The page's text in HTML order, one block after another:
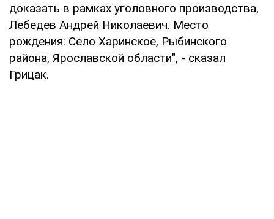
доказать в рамках уголовного производства,
Лебедев Андрей Николаевич. Место
рождения: Село Харинское, Рыбинского
района, Ярославской области", - сказал
Грицак.